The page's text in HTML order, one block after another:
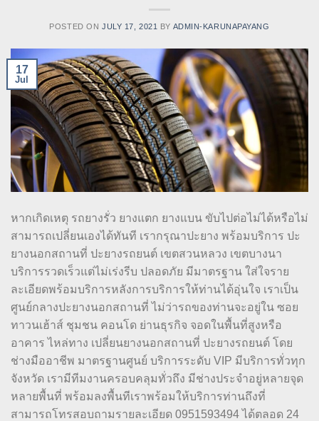
POSTED ON JULY 17, 2021 BY ADMIN-KARUNAPAYANG
17
Jul
หากเกิดเหตุ รถยางรั่ว ยางแตก ยางแบน ขับไปต่อไม่ได้หรือไม่
สามารถเปลี่ยนเองได้ทันที เรากรุณาปะยาง พร้อมบริการ ปะ
ยางนอกสถานที่ ปะยางรถยนต์ เขตสวนหลวง เขตบางนา
บริการรวดเร็วแต่ไม่เร่งรีบ ปลอดภัย มีมาตรฐาน ใส่ใจราย
ละเอียดพร้อมบริการหลังการบริการให้ท่านได้อุ่นใจ เราเป็น
ศูนย์กลางปะยางนอกสถานที่ ไม่ว่ารถของท่านจะอยู่ใน ซอย
ทาวนเฮ้าส์ ชุมชน คอนโด ย่านธุรกิจ จอดในพื้นที่สูงหรือ
อาคาร ไหล่ทาง เปลี่ยนยางนอกสถานที่ ปะยางรถยนต์ โดย
ช่างมืออาชีพ มาตรฐานศูนย์ บริการระดับ VIP มีบริการทั่วทุก
จังหวัด เรามีทีมงานครอบคลุมทั่วถึง มีช่างประจำอยู่หลายจุด
หลายพื้นที่ พร้อมลงพื้นทีเราพร้อมให้บริการท่านถึงที่
สามารถโทรสอบถามรายละเอียด 0951593494 ได้ตลอด 24